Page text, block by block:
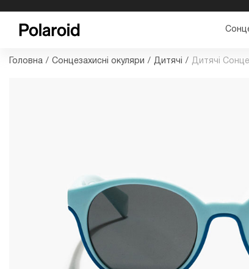
Головна / Сонцезахисні окуляри / Дитячі / Дитячі